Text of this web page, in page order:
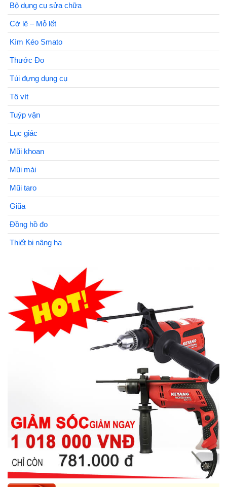
Bộ dụng cụ sửa chữa
Cờ lê – Mỏ lết
Kìm Kéo Smato
Thước Đo
Túi đựng dụng cụ
Tô vít
Tuýp vặn
Lục giác
Mũi khoan
Mũi mài
Mũi taro
Giũa
Đồng hồ đo
Thiết bị nâng hạ